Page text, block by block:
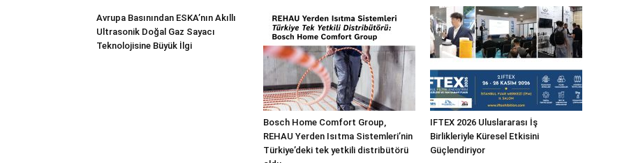
Avrupa Basınından ESKA’nın Akıllı
Ultrasonik Doğal Gaz Sayacı
Teknolojisine Büyük İlgi
Bosch Home Comfort Group,
REHAU Yerden Isıtma Sistemleri’nin
Türkiye’deki tek yetkili distribütörü
IFTEX 2026 Uluslararası İş
Birlikleriyle Küresel Etkisini
Güçlendiriyor